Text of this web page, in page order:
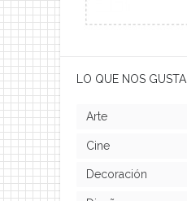
LO QUE NOS GUSTA
Arte
Cine
Decoración